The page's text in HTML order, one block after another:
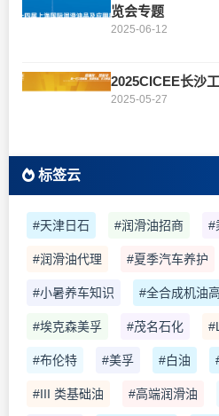
览会专题
2025-06-12
2025CICEE长沙
2025-05-27
标签云
#天津日石 #润滑油招商 #
#润滑油代理 #夏季汽车养护
#小暑养车知识 #全合成机油
#埃克森美孚 #茂名石化
#布伦特 #美孚 #白油
#III 类基础油 #高端润滑油